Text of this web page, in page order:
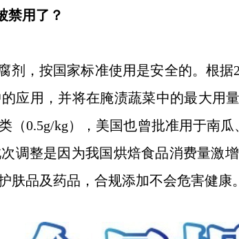
禁用了？
剂，按国家标准使用是安全的。根
应用，并将在腌渍蔬菜中的最大用
0.5g/kg），美国也曾批准用于南
调整是因为我国烘焙食品消费量激
品及药品，合规添加不会危害健康